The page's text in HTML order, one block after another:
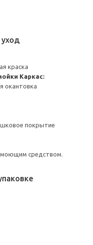
краска
Каркас:
окантовка
покрытие
средством.